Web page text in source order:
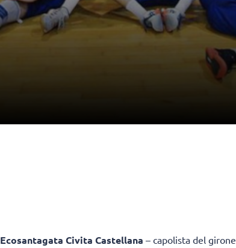
Ecosantagata Civita Castellana – capolista del girone